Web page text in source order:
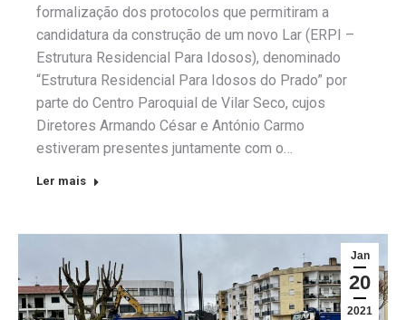
formalização dos protocolos que permitiram a
candidatura da construção de um novo Lar (ERPI –
Estrutura Residencial Para Idosos), denominado
“Estrutura Residencial Para Idosos do Prado” por
parte do Centro Paroquial de Vilar Seco, cujos
Diretores Armando César e António Carmo
estiveram presentes juntamente com o…
Ler mais
Jan
20
2021